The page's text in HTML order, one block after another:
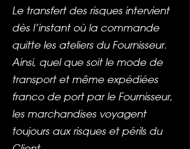
Le transfert des risques intervient
dès l’instant où la commande
quitte les ateliers du Fournisseur.
Ainsi, quel que soit le mode de
transport et même expédiées
franco de port par le Fournisseur,
les marchandises voyagent
toujours aux risques et périls du